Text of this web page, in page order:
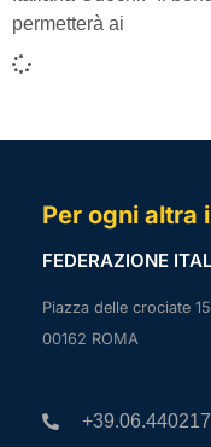
permetterà ai
Per ogni altra
FEDERAZIONE
Piazza delle crociate
00162 ROMA